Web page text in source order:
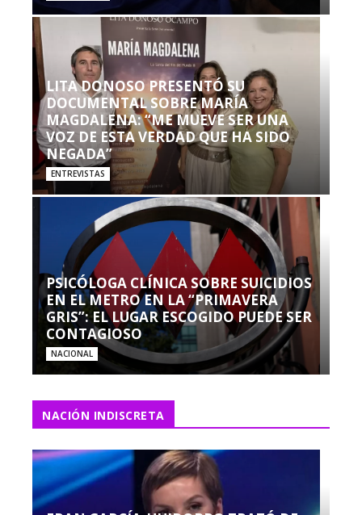
LITA DONOSO PRESENTÓ SU
DOCUMENTAL SOBRE MARÍA
MAGDALENA: “ME MUEVE SER UNA
VOZ DE ESTA VERDAD QUE HA SIDO
NEGADA”
ENTREVISTAS
PSICÓLOGA CLÍNICA SOBRE SUICIDIOS
EN EL METRO EN LA “PRIMAVERA
GRIS”: EL LUGAR ESCOGIDO PUEDE SER
CONTAGIOSO
NACIONAL
NACIÓN INDISCRETA